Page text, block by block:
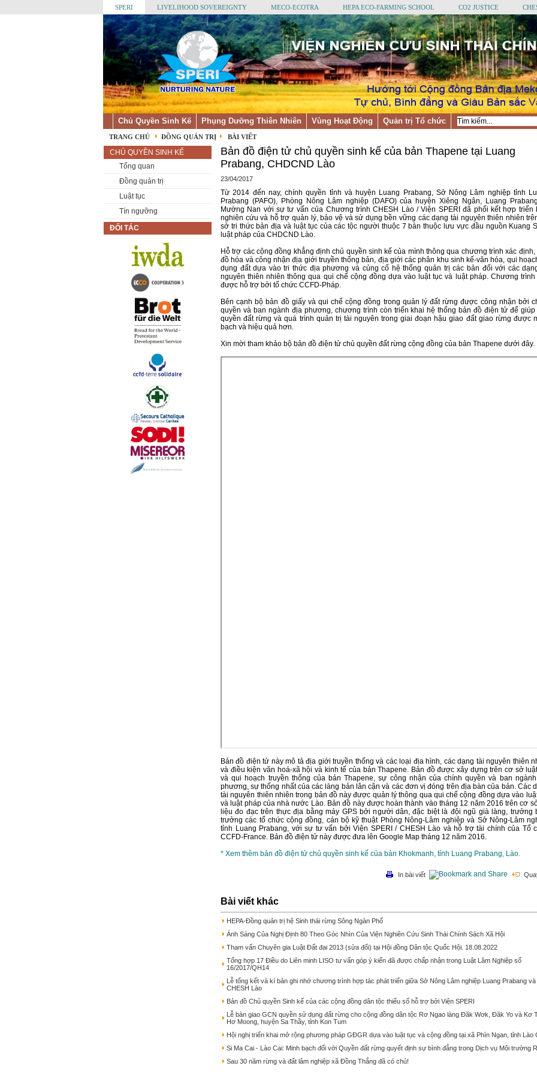
SPERI LIVELIHOOD SOVEREIGNTY MECO-ECOTRA HEPA ECO-FARMING SCHOOL CO2 JUSTICE
Chủ Quyền Sinh Kế Phụng Dưỡng Thiên Nhiên Vùng Hoạt Động Quản trị Tổ chức
TRANG CHỦ ĐỒNG QUẢN TRỊ BÀI VIẾT
CHỦ QUYỀN SINH KẾ
Tổng quan
Đồng quản trị
Luật tục
Tín ngưỡng
ĐỐI TÁC
Bản đồ điện tử chủ quyền sinh kế của bản Thapene tại Luang
Prabang, CHDCND Lào
23/04/2017
Từ 2014 đến nay, chính quyền tỉnh và huyện Luang Prabang, Sở Nông Lâm nghiệp tỉnh
Prabang (PAFO), Phòng Nông Lâm nghiệp (DAFO) của huyện Xiêng Ngân, Luang
Mường Nan với sự tư vấn của Chương trình CHESH Lào / Viện SPERI đã phối kết hợp triển
nghiên cứu và hỗ trợ quản lý, bảo vệ và sử dụng bền vững các dạng tài nguyên thiên nhiên
sở tri thức bản địa và luật tục của các tộc người thuộc 7 bản thuộc lưu vực đầu nguồn Kuang
luật pháp của CHDCND Lào.
Hỗ trợ các cộng đồng khẳng định chủ quyền sinh kế của mình thông qua chương trình xác định,
đồ hóa và công nhận địa giới truyền thống bản, địa giới các phân khu sinh kế-văn hóa, qui
dụng đất dựa vào tri thức địa phương và củng cố hệ thống quản trị các bản đối với các
nguyên thiên nhiên thông qua qui chế cộng đồng dựa vào luật tục và luật pháp. Chương trình
được hỗ trợ bởi tổ chức CCFD-Pháp.
Bên cạnh bộ bản đồ giấy và qui chế cộng đồng trong quản lý đất rừng được công nhận bởi
quyền và ban ngành địa phương, chương trình còn triển khai hệ thống bản đồ điện tử để giúp
quyền đất rừng và quá trình quản trị tài nguyên trong giai đoạn hậu giao đất giao rừng được
bạch và hiệu quả hơn.
Xin mời tham khảo bộ bản đồ điện tử chủ quyền đất rừng cộng đồng của bản Thapene dưới đây.
Bản đồ điện tử này mô tả địa giới truyền thống và các loại địa hình, các dạng tài nguyên thiên
và điều kiện văn hoá-xã hội và kinh tế của bản Thapene. Bản đồ được xây dựng trên cơ sở
và qui hoạch truyền thống của bản Thapene, sự công nhận của chính quyền và ban
phương, sự thống nhất của các làng bản lân cận và các đơn vị đóng trên địa bàn của bản. Các
tài nguyên thiên nhiên trong bản đồ này được quản lý thông qua qui chế cộng đồng dựa vào
và luật pháp của nhà nước Lào. Bản đồ này được hoàn thành vào tháng 12 năm 2016 trên cơ
liệu đo đạc trên thực địa bằng máy GPS bởi người dân, đặc biệt là đội ngũ già làng, trưởng
trưởng các tổ chức cộng đồng, cán bộ kỹ thuật Phòng Nông-Lâm nghiệp và Sở Nông-Lâm
tỉnh Luang Prabang, với sự tư vấn bởi Viện SPERI / CHESH Lào và hỗ trợ tài chính của Tổ
CCFD-France. Bản đồ điện tử này được đưa lên Google Map tháng 12 năm 2016.
* Xem thêm bản đồ điện tử chủ quyền sinh kế của bản Khokmanh, tỉnh Luang Prabang, Lào.
In bài viết
Bài viết khác
HEPA-Đồng quản trị hệ Sinh thái rừng Sông Ngàn Phố
Ánh Sáng Của Nghị Định 80 Theo Góc Nhìn Của Viện Nghiên Cứu Sinh Thái Chính Sách Xã Hội
Tham vấn Chuyên gia Luật Đất đai 2013 (sửa đổi) tại Hội đồng Dân tộc Quốc Hội. 18.08.2022
Tổng hợp 17 Điều do Liên minh LISO tư vấn góp ý kiến đã được chấp nhận trong Luật Lâm Nghiệp số
16/2017/QH14
Lễ tổng kết và kí bản ghi nhớ chương trình hợp tác phát triển giữa Sở Nông Lâm nghiệp Luang Prabang và
CHESH Lào
Bản đồ Chủ quyền Sinh kế của các cộng đồng dân tộc thiểu số hỗ trợ bởi Viện SPERI
Lễ bàn giao GCN quyền sử dụng đất rừng cho cộng đồng dân tộc Rơ Ngao làng Đăk Wơk, Đăk Yo và Kơ
Hơ Moong, huyện Sa Thầy, tỉnh Kon Tum
Hội nghị triển khai mở rộng phương pháp GĐGR dựa vào luật tục và cộng đồng tại xã Phìn Ngan, tỉnh Lào
Si Ma Cai - Lào Cai: Minh bạch đối với Quyền đất rừng quyết định sự bình đẳng trong Dịch vụ Môi trường
Sau 30 năm rừng và đất lâm nghiệp xã Đồng Thắng đã có chủ!